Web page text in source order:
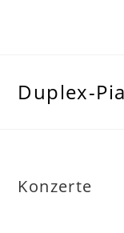
Duplex-
Konzerte